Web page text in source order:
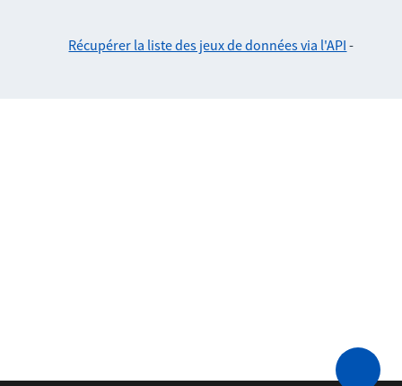
Récupérer la liste des jeux de données via l'API -